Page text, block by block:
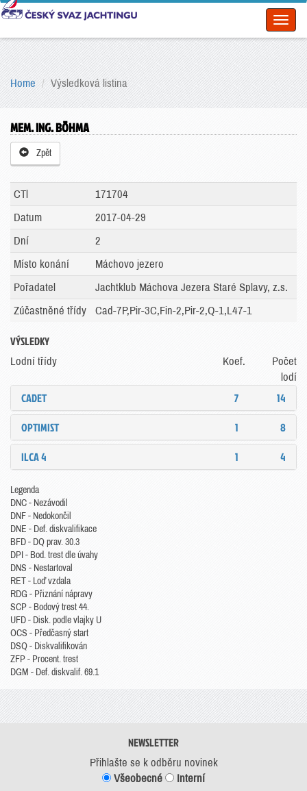
Home Výsledková listina
MEM. ING. BÖHMA
Zpět
CTl
171704
Datum
2017-04-29
Dní
2
Místo konání
Máchovo jezero
Pořadatel
Jachtklub Máchova Jezera Staré Splavy, z.s.
Zúčastněné třídy
Cad-7P,Pir-3C,Fin-2,Pir-2,Q-1,L47-1
VÝSLEDKY
Lodní třídy Koef.
Počet
lodí
CADET 7
14
OPTIMIST
1
8
ILCA 4
1 4
Legenda
DNC - Nezávodil
DNF - Nedokončil
DNE - Def. diskvalifikace
BFD - DQ prav. 30.3
DPI - Bod. trest dle úvahy
DNS - Nestartoval
RET - Loď vzdala
RDG - Přiznání nápravy
SCP - Bodový trest 44.
UFD - Disk. podle vlajky U
OCS - Předčasný start
DSQ - Diskvalifikován
ZFP - Procent. trest
DGM - Def. diskvalif. 69.1
NEWSLETTER
Přihlašte se k odběru novinek
Všeobecné
Interní